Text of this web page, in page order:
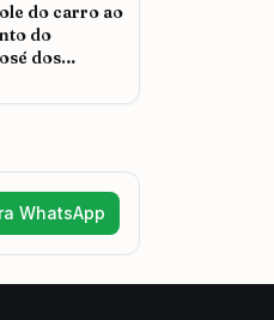
do carro ao
do
dos
WhatsApp